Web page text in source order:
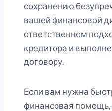
сохранению
вашей финансовой
ответственном
кредитора и
договору.
Если вам нужна
финансовая помощь,